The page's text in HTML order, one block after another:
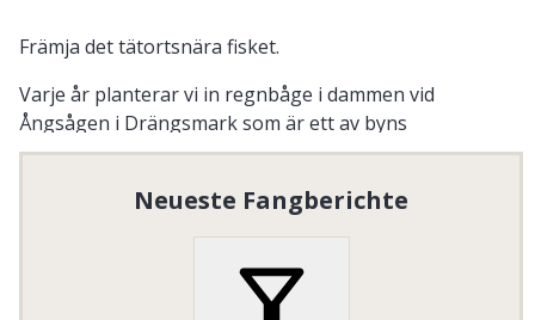
Främja det tätortsnära fisket.
Varje år planterar vi in regnbåge i dammen vid
Ångsågen i Drängsmark som är ett av byns
knytpunkter under sommaren.
Organisationsnummer:802426-8594
Neueste Fangberichte